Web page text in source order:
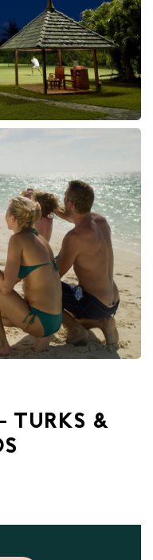
TURKS &